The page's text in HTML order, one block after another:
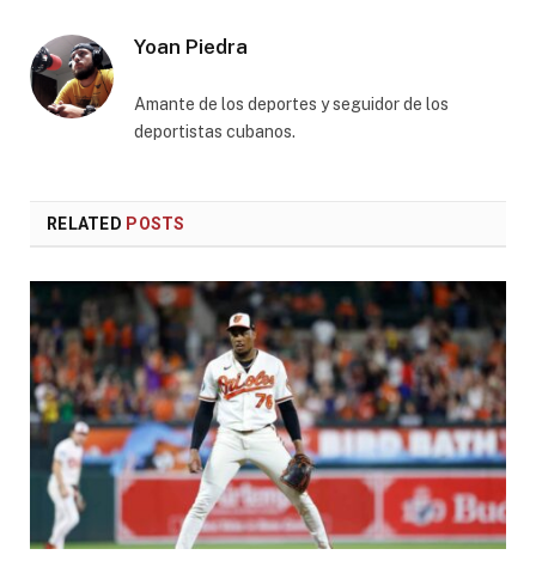
Yoan Piedra
Amante de los deportes y seguidor de los
deportistas cubanos.
RELATED POSTS